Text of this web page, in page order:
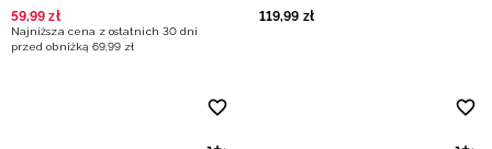
59,99 zł
Najniższa cena z ostatnich 30 dni
przed obniżką 69,99 zł
119,99 zł